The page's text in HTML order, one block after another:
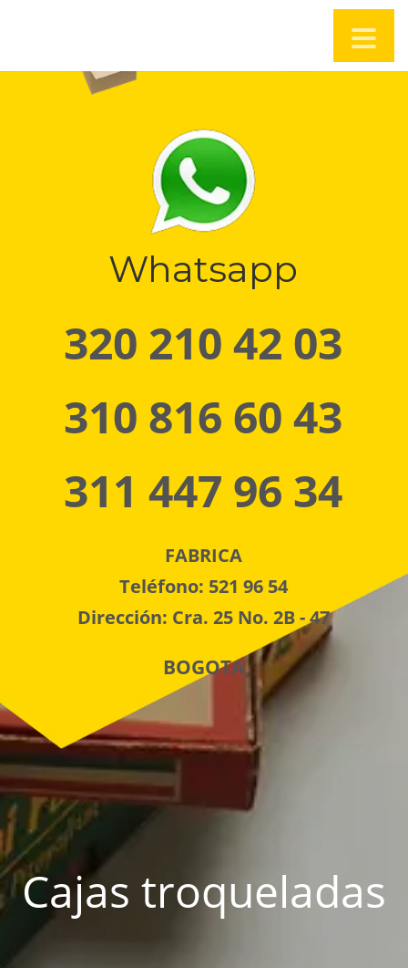
Whatsapp
320 210 42 03
310 816 60 43
311 447 96 34
FABRICA
Teléfono: 521 96 54
Dirección: Cra. 25 No. 2B - 47
BOGOTA
Cajas troqueladas